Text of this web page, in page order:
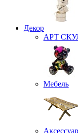
Декор
АРТ
Мебель